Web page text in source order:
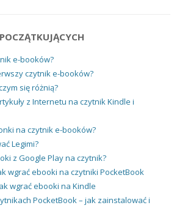
e-booków?
czytnik e-booków?
się różnią?
z Internetu na czytnik Kindle i
na czytnik e-booków?
Legimi?
z Google Play na czytnik?
wgrać ebooki na czytniki PocketBook
wgrać ebooki na Kindle
PocketBook – jak zainstalować i